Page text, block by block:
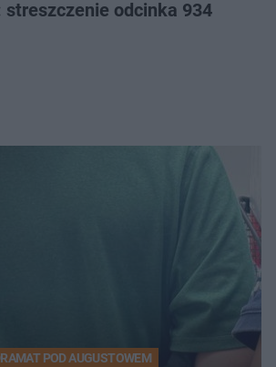
streszczenie odcinka 934
POD AUGUSTOWEM